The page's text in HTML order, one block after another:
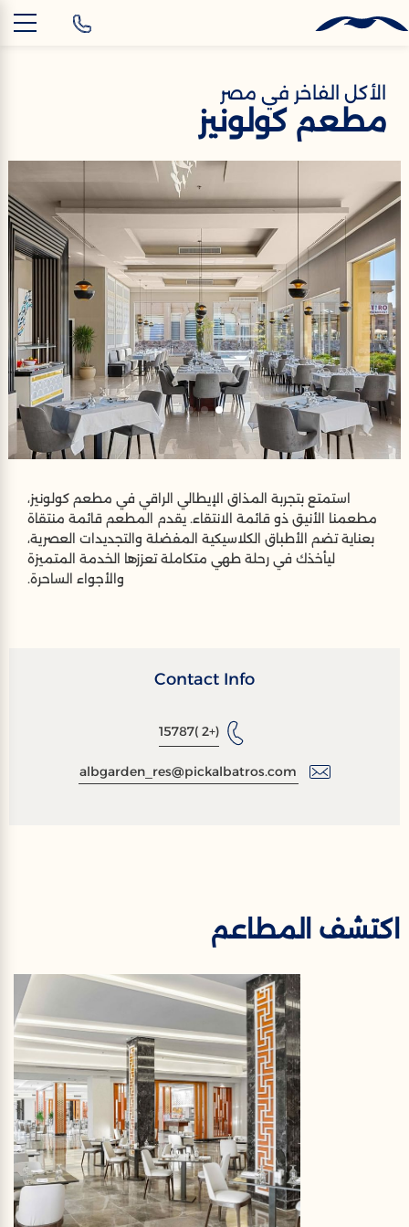
الأكل الفاخر في مصر
مطعم كولونيز
استمتع بتجربة المذاق الإيطالي الراقي في مطعم كولونيز،
مطعمنا الأنيق ذو قائمة الانتقاء. يقدم المطعم قائمة منتقاة
بعناية تضم الأطباق الكلاسيكية المفضلة والتجديدات العصرية،
ليأخذك في رحلة طهي متكاملة تعززها الخدمة المتميزة
والأجواء الساحرة.
Contact Info
(+2 )15787
albgarden_res@pickalbatros.com
اكتشف المطاعم